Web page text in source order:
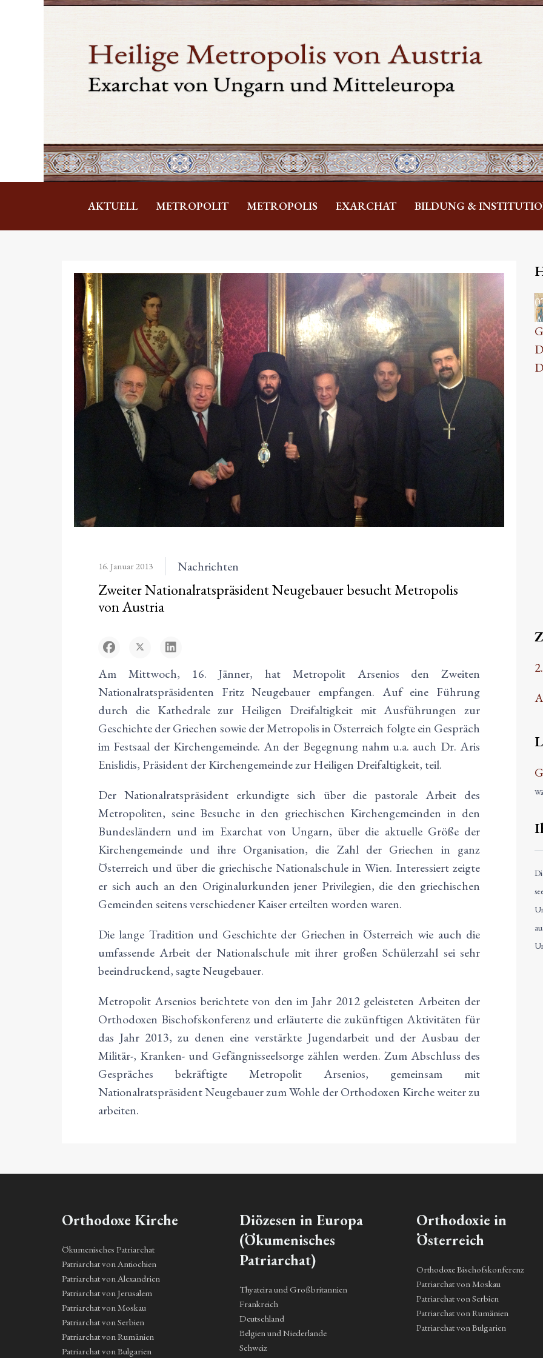
AKTUELL METROPOLIT METROPOLIS EXARCHAT BILDUNG &
16. Januar 2013 Nachrichten
Zweiter Nationalratspräsident Neugebauer besucht Metropolis
von Austria
Am Mittwoch, 16. Jänner, hat Metropolit Arsenios den Zweiten
Nationalratspräsidenten Fritz Neugebauer empfangen. Auf eine Führung
durch die Kathedrale zur Heiligen Dreifaltigkeit mit Ausführungen zur
Geschichte der Griechen sowie der Metropolis in Österreich folgte ein Gespräch
im Festsaal der Kirchengemeinde. An der Begegnung nahm u.a. auch Dr. Aris
Enislidis, Präsident der Kirchengemeinde zur Heiligen Dreifaltigkeit, teil.
Der Nationalratspräsident erkundigte sich über die pastorale Arbeit des
Metropoliten, seine Besuche in den griechischen Kirchengemeinden in den
Bundesländern und im Exarchat von Ungarn, über die aktuelle Größe der
Kirchengemeinde und ihre Organisation, die Zahl der Griechen in ganz
Österreich und über die griechische Nationalschule in Wien. Interessiert zeigte
er sich auch an den Originalurkunden jener Privilegien, die den griechischen
Gemeinden seitens verschiedener Kaiser erteilten worden waren.
Die lange Tradition und Geschichte der Griechen in Österreich wie auch die
umfassende Arbeit der Nationalschule mit ihrer großen Schülerzahl sei sehr
beeindruckend, sagte Neugebauer.
Metropolit Arsenios berichtete von den im Jahr 2012 geleisteten Arbeiten der
Orthodoxen Bischofskonferenz und erläuterte die zukünftigen Aktivitäten für
das Jahr 2013, zu denen eine verstärkte Jugendarbeit und der Ausbau der
Militär-, Kranken- und Gefängnisseelsorge zählen werden. Zum Abschluss des
Gespräches bekräftigte Metropolit Arsenios, gemeinsam mit
Nationalratspräsident Neugebauer zum Wohle der Orthodoxen Kirche weiter zu
arbeiten.
Orthodoxe Kirche
Ökumenisches Patriarchat
Patriarchat von Antiochien
Patriarchat von Alexandrien
Patriarchat von Jerusalem
Patriarchat von Moskau
Patriarchat von Serbien
Patriarchat von Rumänien
Patriarchat von Bulgarien
Diözesen in Europa
(Ökumenisches
Patriarchat)
Thyateira und Großbritannien
Frankreich
Deutschland
Belgien und Niederlande
Schweiz
Orthodoxie in
Österreich
Orthodoxe Bischofskonferenz
Patriarchat von Moskau
Patriarchat von Serbien
Patriarchat von Rumänien
Patriarchat von Bulgarien